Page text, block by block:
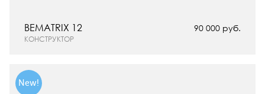
90 000 руб.
КОНСТРУКТОР
BEMATRIX 12
New!